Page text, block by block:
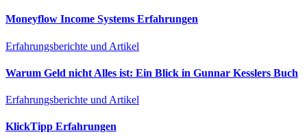
Moneyflow Income Systems Erfahrungen
Erfahrungsberichte und Artikel
Warum Geld nicht Alles ist: Ein Blick in Gunnar Kesslers Buch
Erfahrungsberichte und Artikel
KlickTipp Erfahrungen